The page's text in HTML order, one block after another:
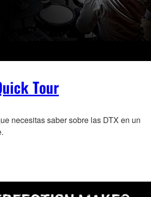
Tour
necesitas saber sobre las DTX en un